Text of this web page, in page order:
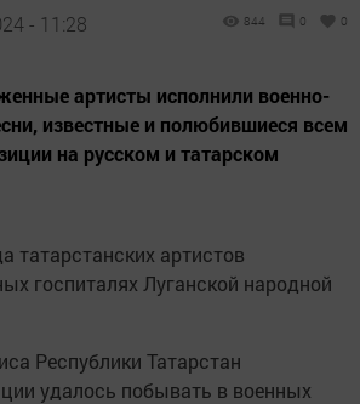
- 11:28 844 0 0
артисты исполнили военно-
известные и полюбившиеся всем
на русском и татарском
татарстанских артистов
госпиталях Луганской народной
Республики Татарстан
удалось побывать в военных